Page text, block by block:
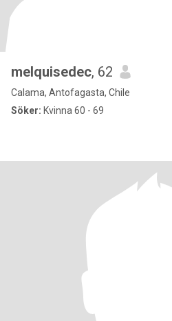
melquisedec, 62
Calama, Antofagasta, Chile
Söker: Kvinna 60 - 69